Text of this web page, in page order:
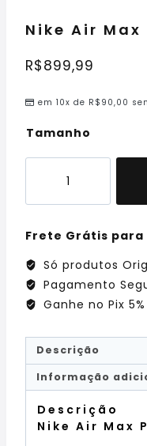
Nike Air
R$899,99
em 10x de R$ 90,00
Tamanho
Frete Grátis
Só produtos
Pagamento
Ganhe no Pix 5%
Descrição
Informação
Descrição
Nike Air Max